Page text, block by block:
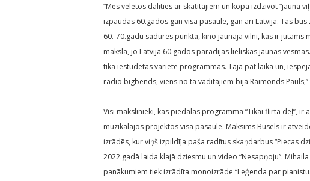
“Mēs vēlētos dalīties ar skatītājiem un kopā izdzīvot “jaunā
izpaudās 60.gados gan visā pasaulē, gan arī Latvijā. Tas
60.-70.gadu sadures punktā, kino jaunajā vilnī, kas ir jūtams
mākslā, jo Latvijā 60.gados parādījās lieliskas jaunas
tika iestudētas varietē programmas. Tajā pat laikā un,
radio bigbends, viens no tā vadītājiem bija Raimonds
Visi mākslinieki, kas piedalās programmā “Tikai flirta dēļ”,
muzikālajos projektos visā pasaulē. Maksims Busels ir
izrādēs, kur viņš izpildīja paša radītus skaņdarbus “Piecas
2022.gadā laida klajā dziesmu un video “Nesapņoju”.
panākumiem tiek izrādīta monoizrāde “Leģenda par